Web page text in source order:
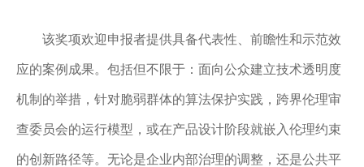
该奖项欢迎申报者提供具备代表性、前瞻性和示范效
应的案例成果。包括但不限于：面向公众建立技术透明度
机制的举措，针对脆弱群体的算法保护实践，跨界伦理审
查委员会的运行模型，或在产品设计阶段就嵌入伦理约束
的创新路径等。无论是企业内部治理的调整，还是公共平